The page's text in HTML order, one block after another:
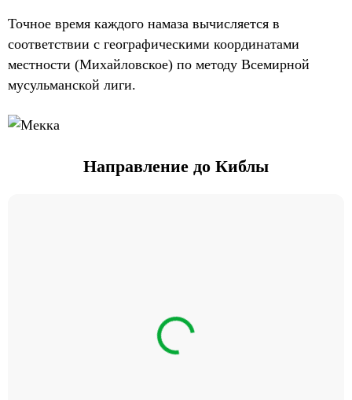
Точное время каждого намаза вычисляется в
соответствии с географическими координатами
местности (Михайловское) по методу Всемирной
мусульманской лиги.
Направление до Киблы